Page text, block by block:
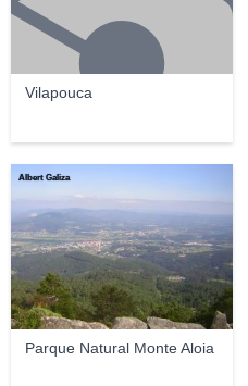
Vilapouca
Parque Natural Monte Aloia
Albert Galiza